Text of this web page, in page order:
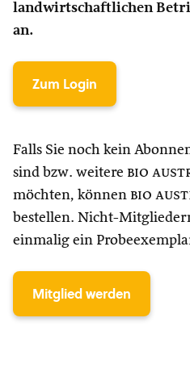
landwirtschaftlichen
an.
Zum Login
Falls Sie noch kein
sind bzw. weitere bio
möchten, können bio
bestellen. Nicht-
einmalig ein
Mitglied werden